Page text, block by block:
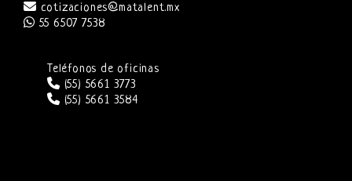
cotizaciones@matalent.mx
55 6507 7538
Teléfonos de oficinas
(55) 5661 3773
(55) 5661 3584